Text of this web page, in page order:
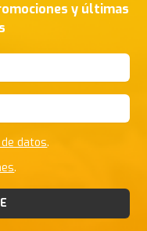
y últimas
datos.
.